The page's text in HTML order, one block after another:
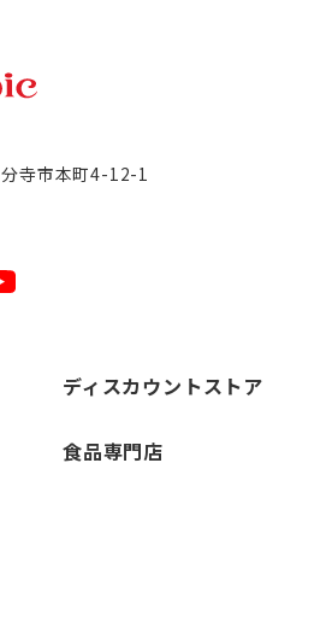
寺市本町4-12-1
ディスカウントストア
食品専門店